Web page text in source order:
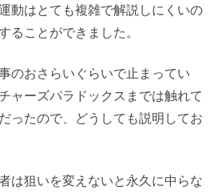
動はとても複雑で解説しにくいの
ることができました。
のおさらいぐらいで止まってい
ャーズパラドックスまでは触れて
ったので、どうしても説明してお
は狙いを変えないと永久に中らな